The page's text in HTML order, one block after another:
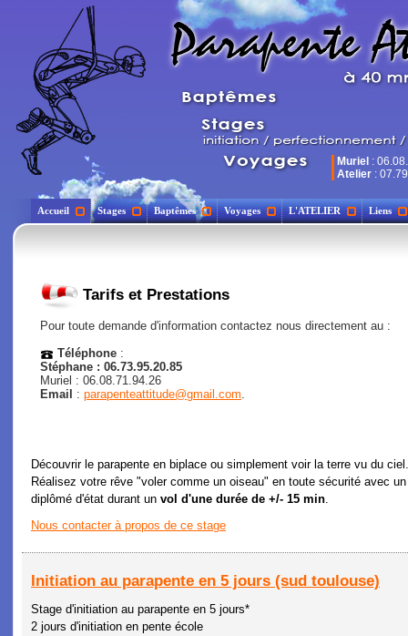
Muriel :
Atelier :
Accueil Stages Baptêmes Voyages L'ATELIER Liens
Tarifs et Prestations
Pour toute demande d'information contactez nous directement au :
Téléphone :
Stéphane : 06.73.95.20.85
Muriel : 06.08.71.94.26
Email
: parapenteattitude@gmail.com.
Découvrir le parapente en biplace ou simplement voir la terre vu du
Réalisez votre rêve "voler comme un oiseau" en toute sécurité avec
diplômé d'état durant un vol d'une durée de +/- 15 min.
Nous contacter à propos de ce stage
Initiation au parapente en 5 jours (sud toulouse)
Stage d'initiation au parapente en 5 jours*
2 jours d'initiation en pente école